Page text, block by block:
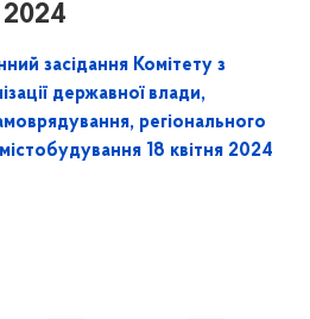
2024
засідання Комітету з
державної влади,
регіонального
18 квітня 2024